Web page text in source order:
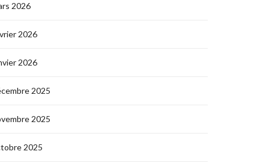
2026
2026
2026
2025
2025
2025